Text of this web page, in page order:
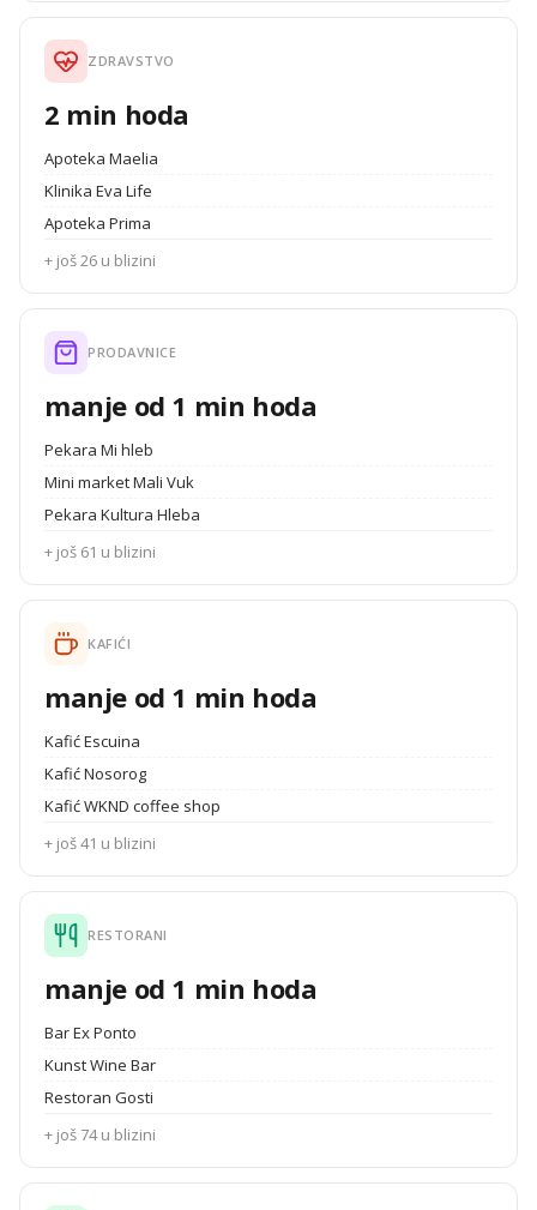
ZDRAVSTVO
2 min hoda
Apoteka Maelia
Klinika Eva Life
Apoteka Prima
+ još 26 u blizini
PRODAVNICE
manje od 1 min hoda
Pekara Mi hleb
Mini market Mali Vuk
Pekara Kultura Hleba
+ još 61 u blizini
KAFIĆI
manje od 1 min hoda
Kafić Escuina
Kafić Nosorog
Kafić WKND coffee shop
+ još 41 u blizini
RESTORANI
manje od 1 min hoda
Bar Ex Ponto
Kunst Wine Bar
Restoran Gosti
+ još 74 u blizini